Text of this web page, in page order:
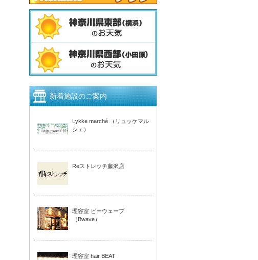
新着施設のご案内
Lykke marché （リュッケマル
シェ）
Reストレッチ藤沢店
理容室 ビーウェーブ
（Bwave）
理容室 hair BEAT